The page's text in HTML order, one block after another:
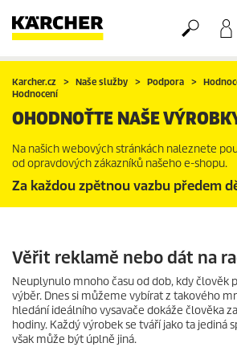
Nákupní košík
Seznam oblíbených produktů
Karcher.cz Naše služby Podpora
Hodnocení
OHODNOŤTE NAŠE
Na našich webových stránkách naleznete
od opravdových zákazníků našeho e-shopu.
Za každou zpětnou vazbu předem
Věřit reklamě nebo dát na
Neuplynulo mnoho času od dob, kdy člověk
výběr. Dnes si můžeme vybírat z takového
hledání ideálního vysavače dokáže člověka
hodiny. Každý výrobek se tváří jako ta jediná
však může být úplně jiná.